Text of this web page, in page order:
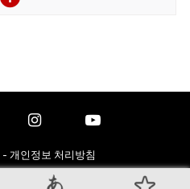
- 개인정보 처리방침
- 마케터를 위한 정보